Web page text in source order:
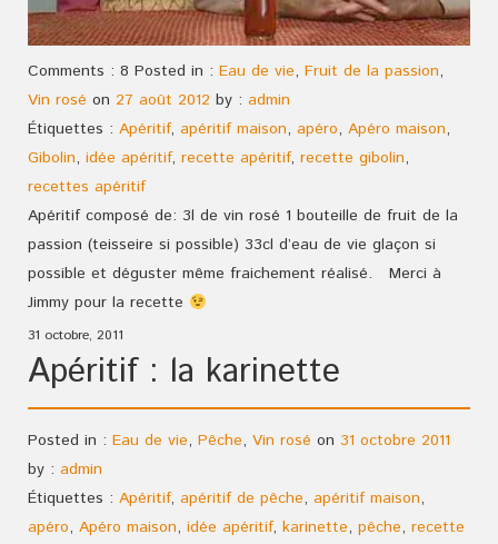
Comments : 8 Posted in : Eau de vie, Fruit de la passion,
Vin rosé on 27 août 2012 by : admin
Étiquettes : Apéritif, apéritif maison, apéro, Apéro maison,
Gibolin, idée apéritif, recette apéritif, recette gibolin,
recettes apéritif
Apéritif composé de: 3l de vin rosé 1 bouteille de fruit de la
passion (teisseire si possible) 33cl d’eau de vie glaçon si
possible et déguster même fraichement réalisé. Merci à
Jimmy pour la recette
31 octobre, 2011
Apéritif : la karinette
Posted in : Eau de vie, Pêche, Vin rosé on 31 octobre 2011
by : admin
Étiquettes : Apéritif, apéritif de pêche, apéritif maison,
apéro, Apéro maison, idée apéritif, karinette, pêche, recette